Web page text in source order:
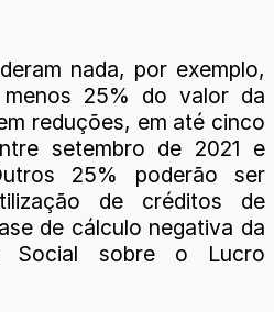
nada, por exemplo,
25% do valor da
reduções, em até cinco
setembro de 2021 e
25% poderão ser
de créditos de
de cálculo negativa da
Social sobre o Lucro